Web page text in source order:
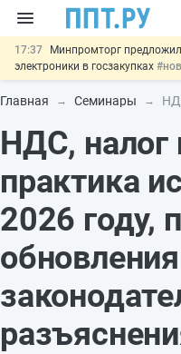
17:37
Минпромторг
электроники в госзакупках
17:13 Подписан указ об
недружественных стран
сделках: инициатива
15:51
МВД запускает
13:48
Важно
банковской гарантией
Главная Семинары
НДС, налог
практика
2026 году,
обновления